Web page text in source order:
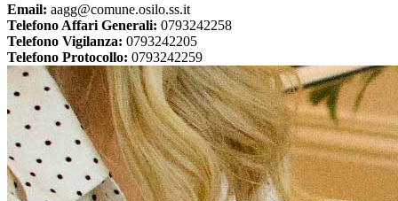
Email: aagg@comune.osilo.ss.it
Telefono Affari Generali: 0793242258
Telefono Vigilanza: 0793242205
Telefono Protocollo: 0793242259